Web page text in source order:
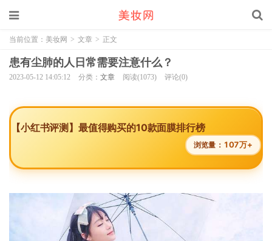
当前位置： 美妆网 > 文章 > 正文
患有尘肺的人日常需要注意什么？
2023-05-12 14:05:12 分类： 文章 阅读(1073) 评论(0)
【小红书评测】最值得购买的10款面膜排行榜
浏览量： 107万+